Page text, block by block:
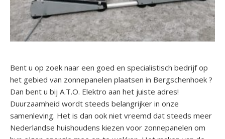
Bent u op zoek naar een goed en specialistisch bedrijf op
het gebied van zonnepanelen plaatsen in Bergschenhoek ?
Dan bent u bij A.T.O. Elektro aan het juiste adres!
Duurzaamheid wordt steeds belangrijker in onze
samenleving. Het is dan ook niet vreemd dat steeds meer
Nederlandse huishoudens kiezen voor zonnepanelen om